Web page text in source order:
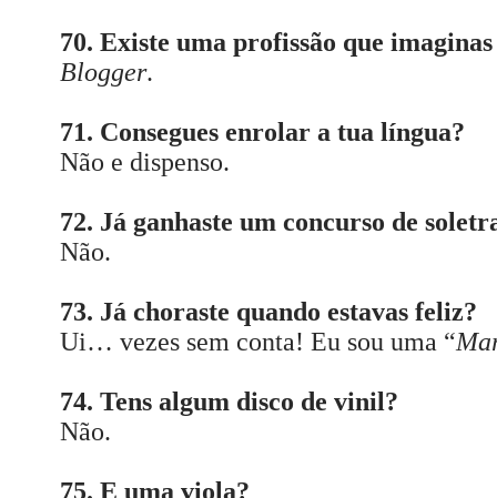
70. Existe uma profissão que
Blogger.
71. Consegues enrolar a tua língua?
Não e dispenso.
72. Já ganhaste um concurso de
Não.
73. Já choraste quando estavas feliz?
Ui… vezes sem conta! Eu sou uma “
74. Tens algum disco de vinil?
Não.
75. E uma viola?